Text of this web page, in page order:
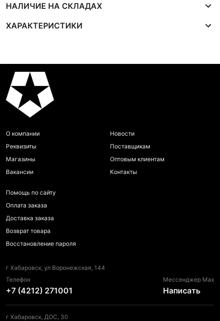
НАЛИЧИЕ НА СКЛАДАХ
ХАРАКТЕРИСТИКИ
О компании
Реквизиты
Магазины
Вакансии
Новости
Поставщикам
Оптовым клиентам
Контакты
Помощь по сайту
Оплата заказа
Доставка заказа
Возврат товара
Восстановление пароля
г Хабаровск, ул Воронежская, 144
Телефон
+7 (4212) 271001
Мессенджер Max
Написать
г Хабаровск, ДОС, 30